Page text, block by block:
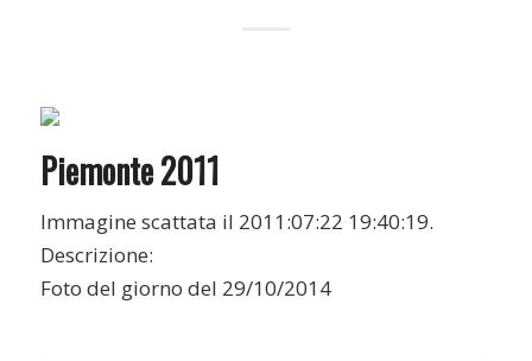
Piemonte 2011
Immagine scattata il 2011:07:22 19:40:19.
Descrizione:
Foto del giorno del 29/10/2014